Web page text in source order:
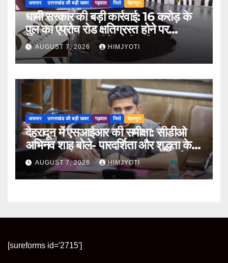
अफसर उत्तराखंड की बड़ी खबर गढ़वाल जिले देहरादून
धामी सरकार की बड़ी कार्रवाई: 16 करोड़ के
पुल का एप्रोच रोड क्षतिग्रस्त होने पर
PWD के तीन इंजीनियर निलंबित
AUGUST 7, 2026 HIMJYOTI
अफसर उत्तराखंड की बड़ी खबर गढ़वाल जिले देहरादून
देहरादून में एसआईआर की समीक्षा: सीडीओ
अभिनव शाह बोले- पारदर्शिता और शुद्धता के
साथ पूरा करें मतदाता सूची पुनरीक्षण कार्य
AUGUST 7, 2026 HIMJYOTI
[sureforms id='2715']